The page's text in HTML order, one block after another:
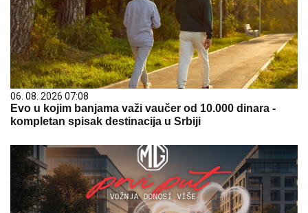
06. 08. 2026 07:08
Evo u kojim banjama važi vaučer od 10.000 dinara -
kompletan spisak destinacija u Srbiji